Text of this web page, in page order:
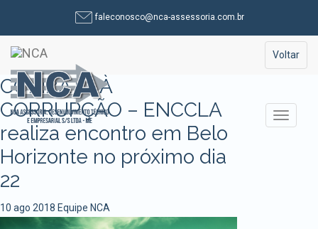
para
o
conteúdo
faleconosco@nca-assessoria.com.br
Toggle
Voltar
COMBATE À
CORRUPÇÃO – ENCCLA
realiza encontro em Belo
Horizonte no próximo dia
22
10 ago 2018 Equipe NCA